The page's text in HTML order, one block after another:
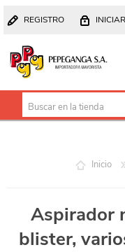
REGISTRO
Inicio
Aspirador
blister,